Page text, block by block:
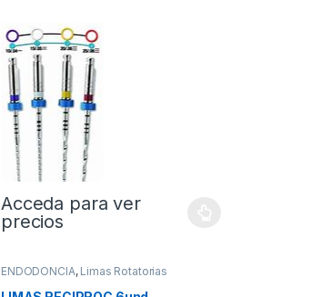
Acceda para ver
precios
ENDODONCIA, Limas Rotatorias